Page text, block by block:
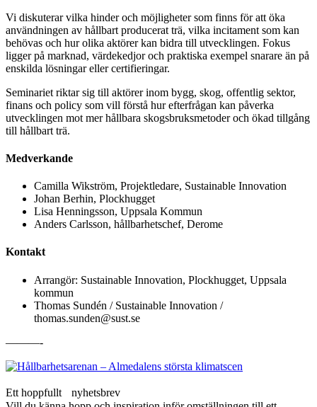
Vi diskuterar vilka hinder och möjligheter som finns för att öka
användningen av hållbart producerat trä, vilka incitament som kan
behövas och hur olika aktörer kan bidra till utvecklingen. Fokus
ligger på marknad, värdekedjor och praktiska exempel snarare än på
enskilda lösningar eller certifieringar.
Seminariet riktar sig till aktörer inom bygg, skog, offentlig sektor,
finans och policy som vill förstå hur efterfrågan kan påverka
utvecklingen mot mer hållbara skogsbruksmetoder och ökad tillgång
till hållbart trä.
Medverkande
Camilla Wikström, Projektledare, Sustainable Innovation
Johan Berhin, Plockhugget
Lisa Henningsson, Uppsala Kommun
Anders Carlsson, hållbarhetschef, Derome
Kontakt
Arrangör: Sustainable Innovation, Plockhugget, Uppsala
kommun
Thomas Sundén / Sustainable Innovation /
thomas.sunden@sust.se
———-
Ett hoppfullt nyhetsbrev